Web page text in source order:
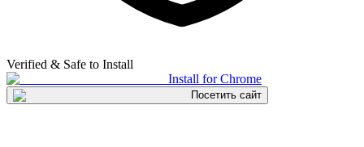
Verified & Safe to Install
Install for Chrome
Посетить сайт